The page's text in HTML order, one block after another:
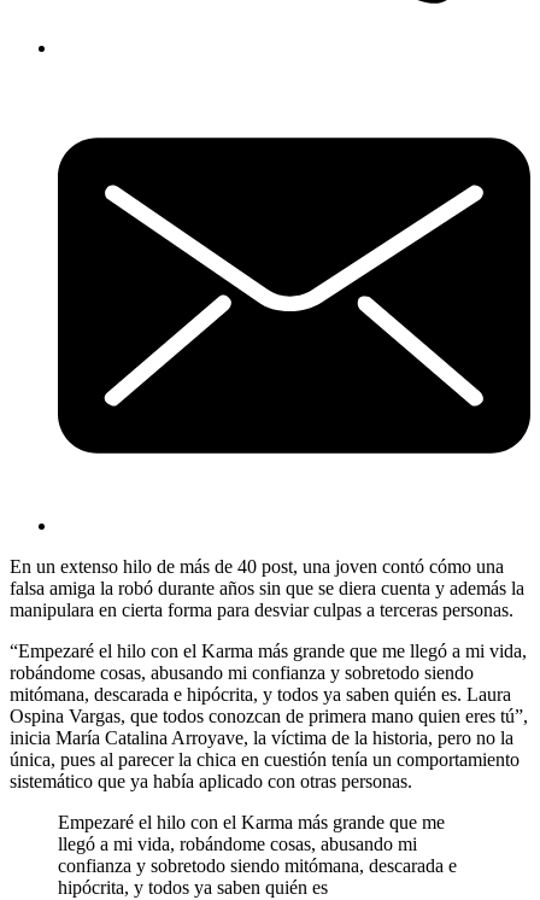
En un extenso hilo de más de 40 post, una joven contó cómo una
falsa amiga la robó durante años sin que se diera cuenta y además la
manipulara en cierta forma para desviar culpas a terceras personas.
“Empezaré el hilo con el Karma más grande que me llegó a mi vida,
robándome cosas, abusando mi confianza y sobretodo siendo
mitómana, descarada e hipócrita, y todos ya saben quién es. Laura
Ospina Vargas, que todos conozcan de primera mano quien eres tú”,
inicia María Catalina Arroyave, la víctima de la historia, pero no la
única, pues al parecer la chica en cuestión tenía un comportamiento
sistemático que ya había aplicado con otras personas.
Empezaré el hilo con el Karma más grande que me
llegó a mi vida, robándome cosas, abusando mi
confianza y sobretodo siendo mitómana, descarada e
hipócrita, y todos ya saben quién es